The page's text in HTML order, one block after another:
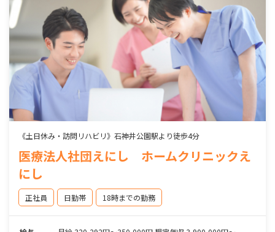
《土日休み・訪問リハビリ》石神井公園駅より徒歩4分
医療法人社団えにし ホームクリニックえ
にし
正社員 日勤帯 18時までの勤務